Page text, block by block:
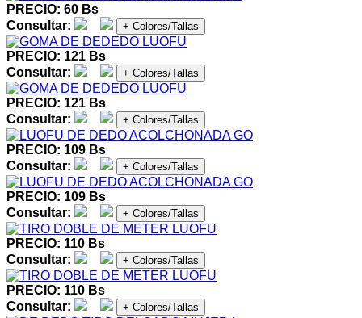
PRECIO: 60 Bs
Consultar:
+ Colores/Tallas
PRECIO: 121 Bs
Consultar:
+ Colores/Tallas
PRECIO: 121 Bs
Consultar:
+ Colores/Tallas
PRECIO: 109 Bs
Consultar:
+ Colores/Tallas
PRECIO: 109 Bs
Consultar:
+ Colores/Tallas
PRECIO: 110 Bs
Consultar:
+ Colores/Tallas
PRECIO: 110 Bs
Consultar:
+ Colores/Tallas